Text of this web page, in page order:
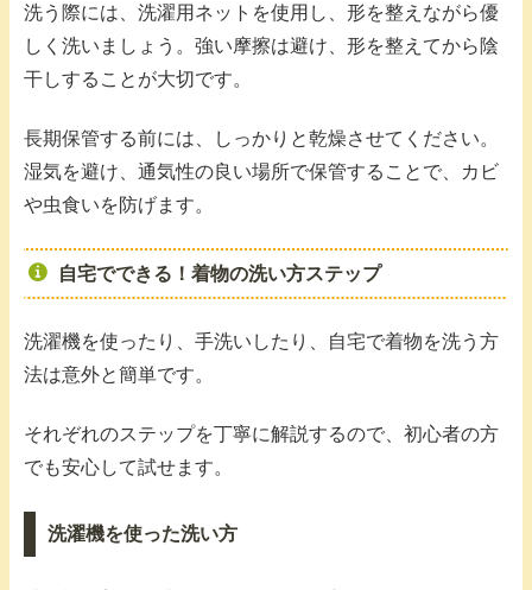
洗う際には、洗濯用ネットを使用し、形を整えながら優
しく洗いましょう。強い摩擦は避け、形を整えてから陰
干しすることが大切です。
長期保管する前には、しっかりと乾燥させてください。
湿気を避け、通気性の良い場所で保管することで、カビ
や虫食いを防げます。
自宅でできる！着物の洗い方ステップ
洗濯機を使ったり、手洗いしたり、自宅で着物を洗う方
法は意外と簡単です。
それぞれのステップを丁寧に解説するので、初心者の方
でも安心して試せます。
洗濯機を使った洗い方